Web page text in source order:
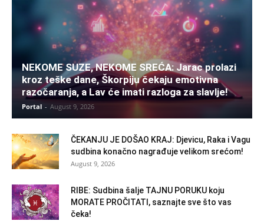
NEKOME SUZE, NEKOME SREĆA: Jarac prolazi
kroz teške dane, Škorpiju čekaju emotivna
razočaranja, a Lav će imati razloga za slavlje!
Portal - August 9, 2026
ČEKANJU JE DOŠAO KRAJ: Djevicu, Raka i Vagu
sudbina konačno nagrađuje velikom srećom!
August 9, 2026
RIBE: Sudbina šalje TAJNU PORUKU koju
MORATE PROČITATI, saznajte sve što vas
čeka!